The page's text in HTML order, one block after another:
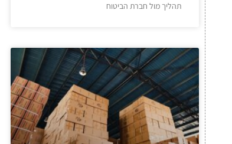
תהליך מול חברת הביטוח